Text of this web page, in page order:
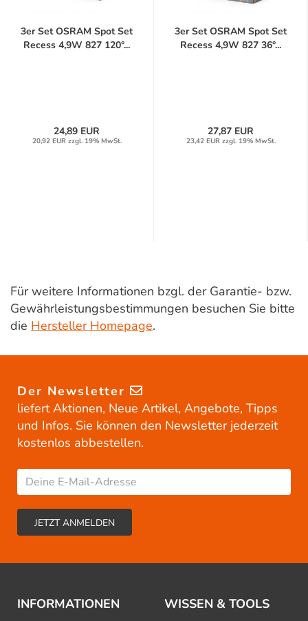
3er Set OSRAM Spot Set
Recess 4,9W 827 120°...
24,89 EUR
20,92 EUR zzgl. 19% MwSt.
3er Set OSRAM Spot Set
Recess 4,9W 827 36°...
27,87 EUR
23,42 EUR zzgl. 19% MwSt.
Für weitere Informationen bzgl. der Garantie- bzw.
Gewährleistungsbestimmungen besuchen Sie bitte
die Hersteller Homepage.
Der Newsletter
liefert Aktionen, Neue Artikel, Angebote, Tipps
und Infos. Sie können den Newsletter jederzeit
kostenlos abbestellen.
INFORMATIONEN WISSEN & TOOLS